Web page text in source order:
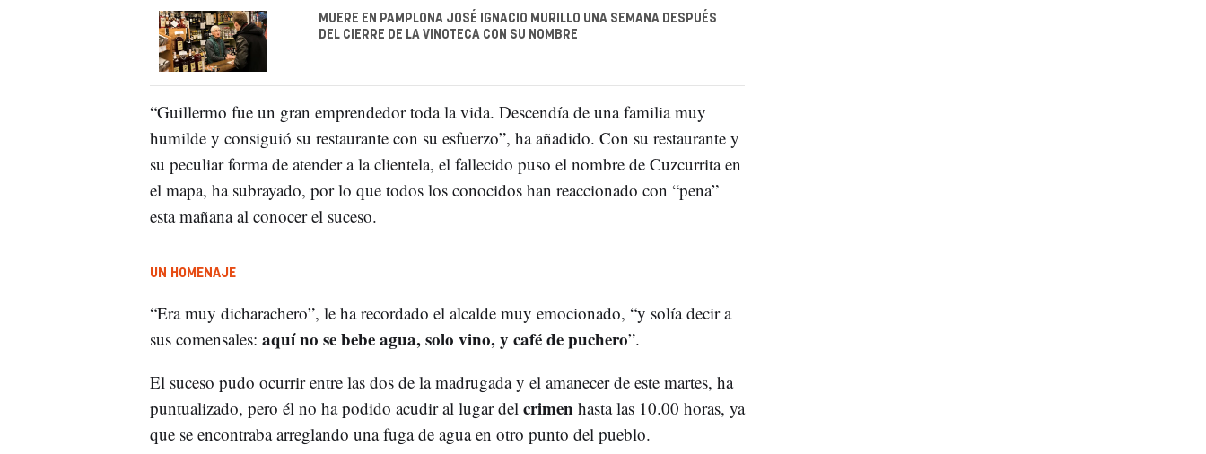
MUERE EN PAMPLONA JOSÉ IGNACIO MURILLO UNA SEMANA DESPUÉS
DEL CIERRE DE LA VINOTECA CON SU NOMBRE
“Guillermo fue un gran emprendedor toda la vida. Descendía de una familia muy
humilde y consiguió su restaurante con su esfuerzo”, ha añadido. Con su restaurante y
su peculiar forma de atender a la clientela, el fallecido puso el nombre de Cuzcurrita en
el mapa, ha subrayado, por lo que todos los conocidos han reaccionado con “pena”
esta mañana al conocer el suceso.
UN HOMENAJE
“Era muy dicharachero”, le ha recordado el alcalde muy emocionado, “y solía decir a
sus comensales: aquí no se bebe agua, solo vino, y café de puchero”.
El suceso pudo ocurrir entre las dos de la madrugada y el amanecer de este martes, ha
puntualizado, pero él no ha podido acudir al lugar del crimen hasta las 10.00 horas, ya
que se encontraba arreglando una fuga de agua en otro punto del pueblo.